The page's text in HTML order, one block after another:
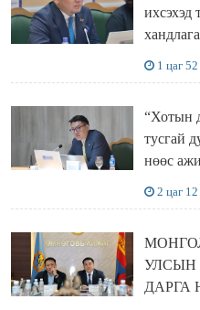
ихсэхэд
1 цаг
“Хотын
тусгай
нөөс
2 цаг
ДАРГА